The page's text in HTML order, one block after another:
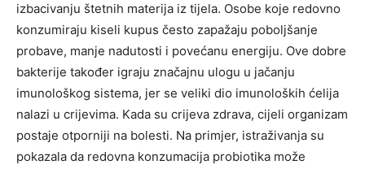
izbacivanju štetnih materija iz tijela. Osobe koje redovno
konzumiraju kiseli kupus često zapažaju poboljšanje
probave, manje nadutosti i povećanu energiju. Ove dobre
bakterije također igraju značajnu ulogu u jačanju
imunološkog sistema, jer se veliki dio imunoloških ćelija
nalazi u crijevima. Kada su crijeva zdrava, cijeli organizam
postaje otporniji na bolesti. Na primjer, istraživanja su
pokazala da redovna konzumacija probiotika može